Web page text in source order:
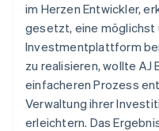
im Herzen Entwickler,
gesetzt, eine möglichst
Investmentplattform
zu realisieren, wollte AJ
einfacheren Prozess
Verwaltung ihrer
erleichtern. Das